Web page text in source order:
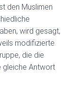
den Muslimen
wird gesagt,
modifizierte
die die
gleiche Antwort